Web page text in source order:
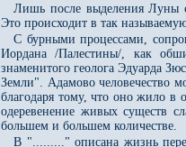
Лишь после выделения Луны
Это происходит в так
С бурными процессами,
Иордана /Палестины/, как
знаменитого геолога Эдуарда
Земли". Адамово человечество
благодаря тому, что оно жило в
одеревенение живых существ
большем и большем количестве.
В "........." описана жизнь